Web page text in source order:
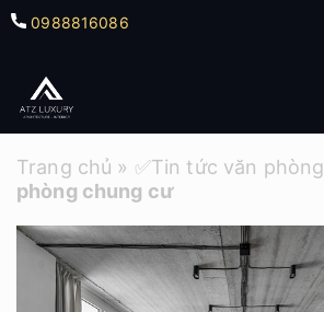
0988816086
Trang chủ » ✅Tin tức văn phòng
phòng chung cư